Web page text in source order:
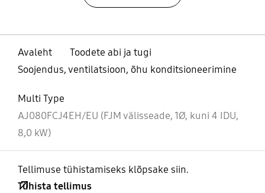
Avaleht
Toodete abi ja tugi
Soojendus, ventilatsioon, õhu konditsioneerimine
Multi Type
AJ080FCJ4EH/EU (FJM välisseade, 1Ø, kuni 4 IDU,
8,0 kW)
Tellimuse tühistamiseks klõpsake siin.
Tühista tellimus